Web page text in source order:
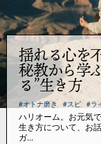
揺れる心を
秘教から学
る”生き方
#オトナ磨き #スピ #ラ
ハリオーム。お元気
生き方について、お
ガ...